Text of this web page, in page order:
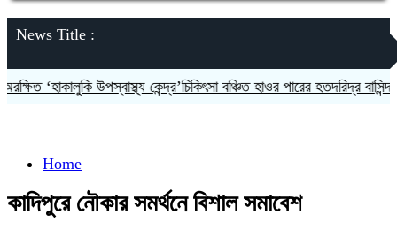
News Title :
‘হাকালুকি উপস্বাস্থ্য কেন্দ্র’চিকিৎসা বঞ্চিত হাওর পারের হতদরিদ্র বাসিন্দারা
Home
কাদিপুরে নৌকার সমর্থনে বিশাল সমাবেশ